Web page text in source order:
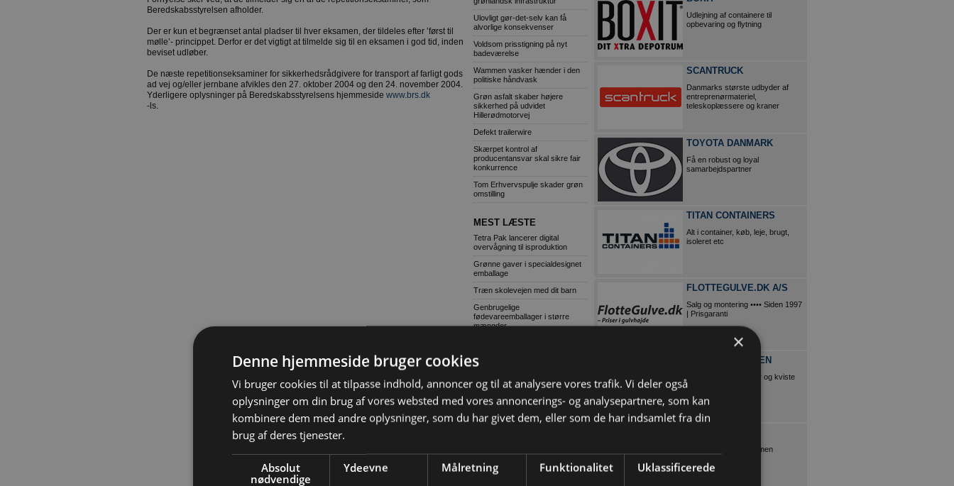
Beredskabsstyrelsen afholder.
Der er kun et begrænset antal pladser til hver eksamen, der tildeles efter ’først til
mølle’- princippet. Derfor er det vigtigt at tilmelde sig til en eksamen i god tid, inden
beviset udløber.
De næste repetitionseksaminer for sikkerhedsrådgivere for transport af farligt gods
ad vej og/eller jernbane afvikles den 27. oktober 2004 og den 24. november 2004.
Yderligere oplysninger på Beredskabsstyrelsens hjemmeside www.brs.dk
-ls.
Ulovligt gør-det-selv kan få
alvorlige konsekvenser
Voldsom prisstigning på nyt
badeværelse
Wammen vasker hænder i den
politiske håndvask
Grøn asfalt skaber højere
sikkerhed på udvidet
Hillerødmotorvej
Defekt trailerwire
Skærpet kontrol af
producentansvar skal sikre fair
konkurrence
Tom Erhvervspulje skader grøn
omstilling
MEST LÆSTE
Tetra Pak lancerer digital
overvågning til isproduktion
Grønne gaver i specialdesignet
emballage
Træn skolevejen med dit barn
Genbrugelige
fødevareemballager i større
mængder
Lagerudlejning blandt årets
største
Ni ud af ti virksomheder oplever
komplekse cybertrusler
Danske soldater har arbejdet på
alvorlige konsekvenser
Voldsom prisstigning på nyt
Udlejning af containere til
opbevaring og flytning
SCANTRUCK
Danmarks største udbyder af
entreprenørmateriel,
teleskoplæssere og kraner
TOYOTA DANMARK
Få en robust og loyal
samarbejdspartner
TITAN CONTAINERS
Alt i container, køb, leje, brugt,
isoleret etc
FLOTTEGULVE.DK A/S
Salg og montering •••• Siden 1997
| Prisgaranti
VINDUESPLADSEN
Vinduer, døre, trapper og kviste
Lad os gøre det sammen
×
Denne hjemmeside bruger cookies
Vi bruger cookies til at tilpasse indhold, annoncer og til at analysere vores trafik. Vi deler også
oplysninger om din brug af vores websted med vores annoncerings- og analysepartnere, som kan
kombinere dem med andre oplysninger, som du har givet dem, eller som de har indsamlet fra din
brug af deres tjenester.
Absolut
nødvendige
Ydeevne Målretning Funktionalitet Uklassificerede